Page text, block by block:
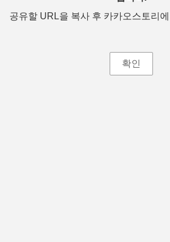
공유할 URL을 복사 후 카카오스토리
확인